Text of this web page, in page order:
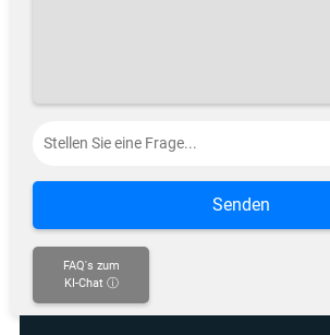
Senden
FAQ's zum
KI-Chat ⓘ